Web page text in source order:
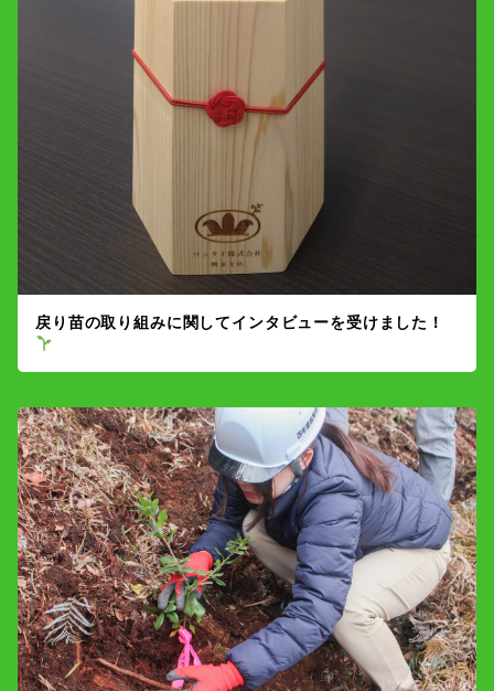
戻り苗の取り組みに関してインタビューを受けました！